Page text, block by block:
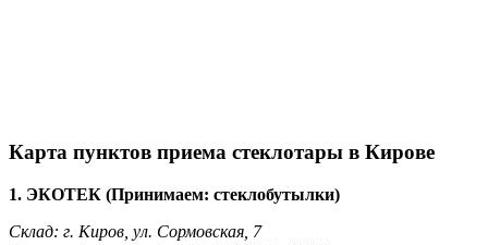
Карта пунктов приема стеклотары в Кирове
1. ЭКОТЕК (Принимаем: стеклобутылки)
Склад: г. Киров, ул. Сормовская, 7